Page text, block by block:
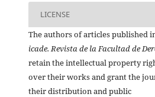
LICENSE
The authors of articles published
icade. Revista de la Facultad de
retain the intellectual property
over their works and grant the
their distribution and public